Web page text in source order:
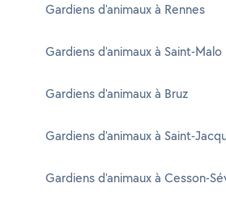
Gardiens d'animaux à Rennes
Gardiens d'animaux à Saint-Malo
Gardiens d'animaux à Bruz
Gardiens d'animaux à Saint-
Gardiens d'animaux à Cesson-